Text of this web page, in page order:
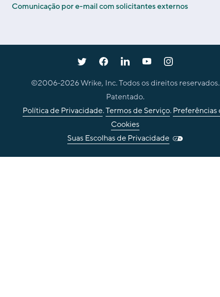
Comunicação por e-mail com solicitantes externos
©2006-2026Wrike, Inc. Todos os direitos reservados.
Patentado.
Política de Privacidade.Termos de Serviço.Preferências
Cookies
Suas Escolhas de Privacidade